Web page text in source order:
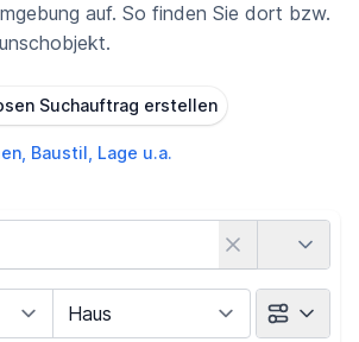
auf. So finden Sie dort bzw.
Suchauftrag erstellen
Baustil, Lage u.a.